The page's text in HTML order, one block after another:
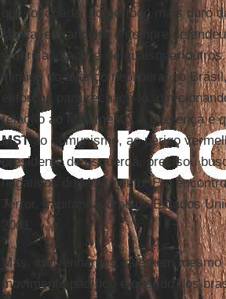
que foi criada, no período mais duro
capital estrangeiro e sempre
americano acima de quaisquer
inimigo do avanço neoliberal no
esforços para rechaçá-lo,
relação ao Movimento. A diferença é
MSTao comunismo, ao perigo
presidente de esquerda, precisou
negativos do Movimento. E o
Terror, capitaneado pelos Estados
2001.
Mas, convenhamos, que nem
movimento pacífico e querido dos